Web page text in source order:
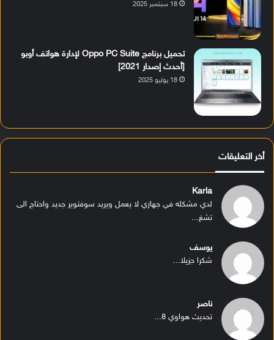
18 سبتمبر 2025
تحميل برنامج Oppo PC Suite لإدارة هواتف أوبو
[أحدث إصدار 2021]
18 يوليو 2025
أخر التعليقات
Karla
لدي مشكله في جهازي لا يعمل ويريد سوفتوير جديد واحتاج الى
تشغ...
يوسف
شكرا جزيلا...
ناصر
تحديث هواوي 8...